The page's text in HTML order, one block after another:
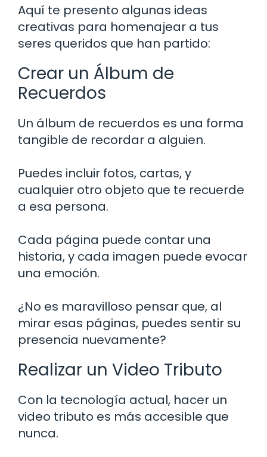
Aquí te presento algunas ideas
creativas para homenajear a tus
seres queridos que han partido:
Crear un Álbum de
Recuerdos
Un álbum de recuerdos es una forma
tangible de recordar a alguien.
Puedes incluir fotos, cartas, y
cualquier otro objeto que te recuerde
a esa persona.
Cada página puede contar una
historia, y cada imagen puede evocar
una emoción.
¿No es maravilloso pensar que, al
mirar esas páginas, puedes sentir su
presencia nuevamente?
Realizar un Video Tributo
Con la tecnología actual, hacer un
video tributo es más accesible que
nunca.